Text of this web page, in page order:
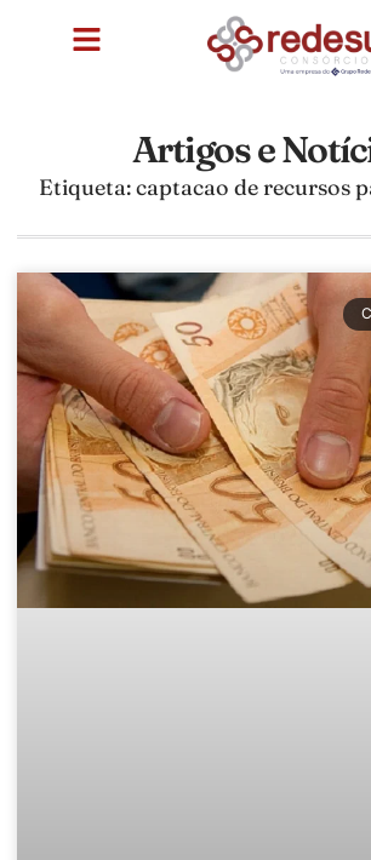
Artigos e
Etiqueta: captacao de recursos